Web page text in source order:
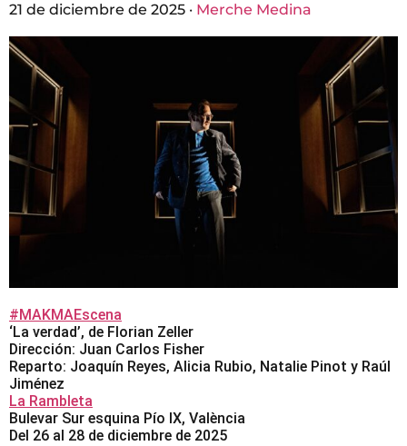
21 de diciembre de 2025 · Merche Medina
#MAKMAEscena
‘La verdad’, de Florian Zeller
Dirección: Juan Carlos Fisher
Reparto: Joaquín Reyes, Alicia Rubio, Natalie Pinot y Raúl
Jiménez
La Rambleta
Bulevar Sur esquina Pío IX, València
Del 26 al 28 de diciembre de 2025